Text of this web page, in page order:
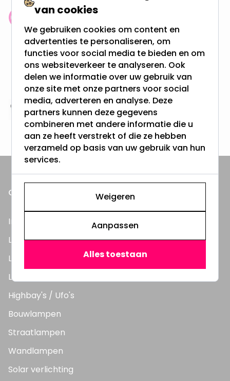
meer dan 100.000 klanten gingen u voor
Gratis verzending + snel geleverd
Vanaf EUR100,- naar NL & BE
& 100 dagen recht op retour
Altijd uit eigen voorraad
3000m2 - 60.000+ Producten
ONZE PRODUCTEN
Inbouwspots
LED Lampen
LED TL Buizen
LED Panelen
Highbay's / Ufo's
Bouwlampen
Straatlampen
Wandlampen
Solar verlichting
van cookies
We gebruiken cookies om content en
advertenties te personaliseren, om
functies voor social media te bieden en om
ons websiteverkeer te analyseren. Ook
delen we informatie over uw gebruik van
onze site met onze partners voor social
media, adverteren en analyse. Deze
partners kunnen deze gegevens
combineren met andere informatie die u
aan ze heeft verstrekt of die ze hebben
verzameld op basis van uw gebruik van hun
services.
Weigeren
Aanpassen
Alles toestaan